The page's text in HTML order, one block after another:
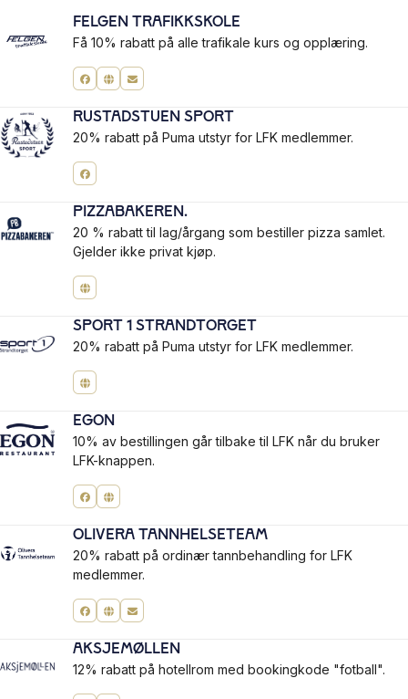
Felgen Trafikkskole
Få 10% rabatt på alle trafikale kurs og opplæring.
Rustadstuen Sport
20% rabatt på Puma utstyr for LFK medlemmer.
Pizzabakeren.
20 % rabatt til lag/årgang som bestiller pizza samlet.
Gjelder ikke privat kjøp.
Sport 1 Strandtorget
20% rabatt på Puma utstyr for LFK medlemmer.
Egon
10% av bestillingen går tilbake til LFK når du bruker
LFK-knappen.
Olivera Tannhelseteam
20% rabatt på ordinær tannbehandling for LFK
medlemmer.
Aksjemøllen
12% rabatt på hotellrom med bookingkode "fotball".